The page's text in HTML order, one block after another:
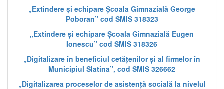
„Extindere și echipare Școala Gimnazială George
Poboran” cod SMIS 318323
„Extindere și echipare Școala Gimnazială Eugen
Ionescu” cod SMIS 318326
„Digitalizare în beneficiul cetățenilor și al firmelor în
Municipiul Slatina”, cod SMIS 326662
„Digitalizarea proceselor de asistență socială la nivelul